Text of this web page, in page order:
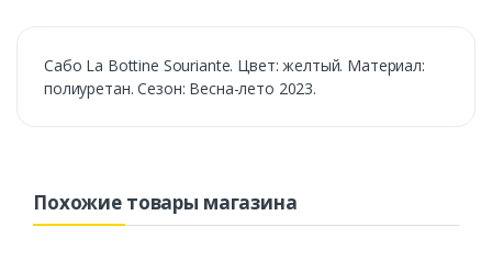
Сабо La Bottine Souriante. Цвет: желтый. Материал:
полиуретан. Сезон: Весна-лето 2023.
Похожие товары магазина